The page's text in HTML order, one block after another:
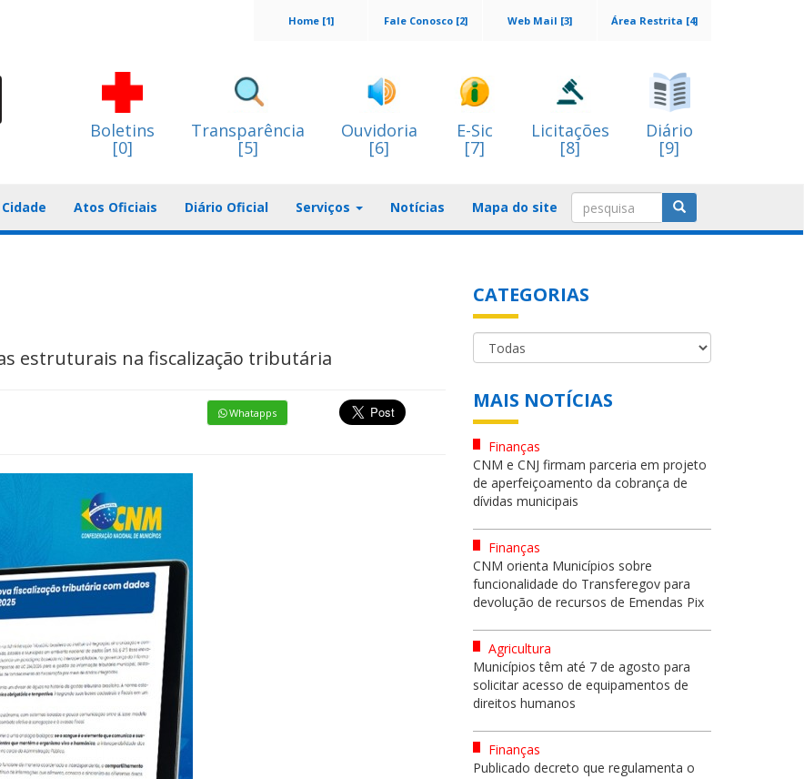
Área Restrita [4]
Web Mail [3]
Fale Conosco [2]
Home [1]
Boletins
[0]
Transparência
[5]
Ouvidoria
[6]
E-Sic
[7]
Licitações
[8]
Diário
[9]
Atos Oficiais Diário Oficial Serviços Notícias Mapa do site
estruturais na fiscalização tributária
Whatapps
CATEGORIAS
MAIS NOTÍCIAS
Finanças
CNM e CNJ firmam parceria em projeto
de aperfeiçoamento da cobrança de
dívidas municipais
Finanças
CNM orienta Municípios sobre
funcionalidade do Transferegov para
devolução de recursos de Emendas Pix
Agricultura
Municípios têm até 7 de agosto para
solicitar acesso de equipamentos de
direitos humanos
Finanças
Publicado decreto que regulamenta o